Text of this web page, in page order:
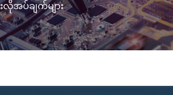
းလိုအပ်ချက်များ